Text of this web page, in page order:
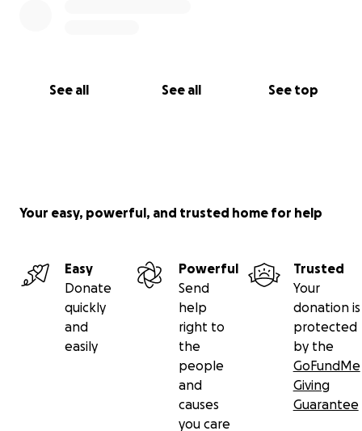
See all See all See top
Your easy, powerful, and trusted home for help
Easy
Donate
quickly
and
easily
Powerful
Send
help
right to
the
people
and
causes
you care
Trusted
Your
donation is
protected
by the
GoFundMe
Giving
Guarantee